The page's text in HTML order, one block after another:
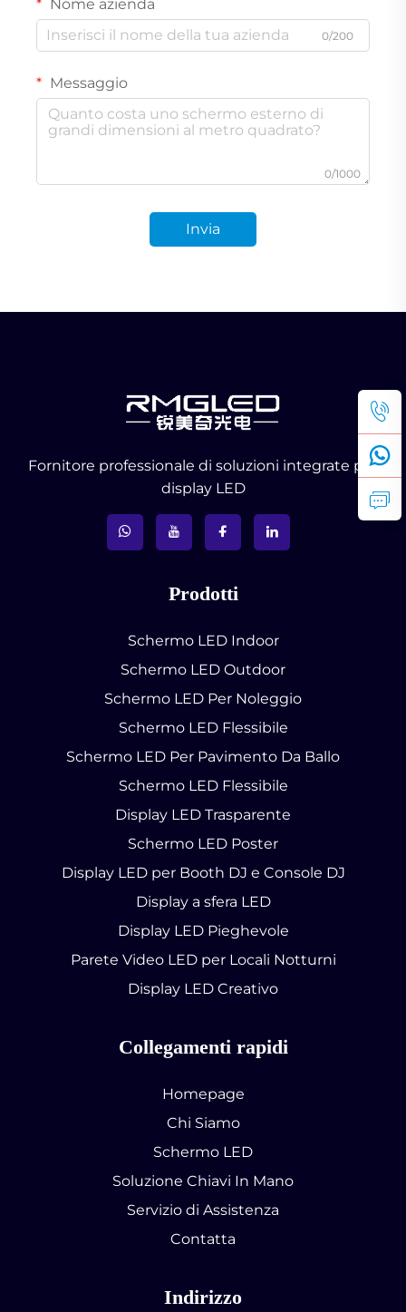
Nome azienda
0/200
Messaggio
0/1000
Invia
Fornitore professionale di soluzioni integrate per
display LED
Prodotti
Schermo LED Indoor
Schermo LED Outdoor
Schermo LED Per Noleggio
Schermo LED Flessibile
Schermo LED Per Pavimento Da Ballo
Schermo LED Flessibile
Display LED Trasparente
Schermo LED Poster
Display LED per Booth DJ e Console DJ
Display a sfera LED
Display LED Pieghevole
Parete Video LED per Locali Notturni
Display LED Creativo
Collegamenti rapidi
Homepage
Chi Siamo
Schermo LED
Soluzione Chiavi In Mano
Servizio di Assistenza
Contatta
Indirizzo